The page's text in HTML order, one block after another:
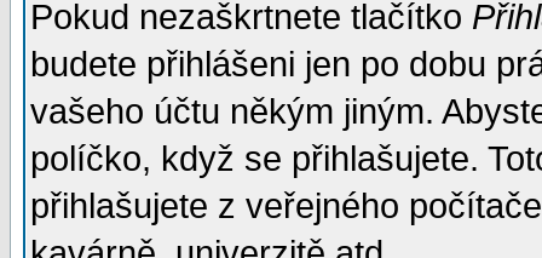
Pokud nezaškrtnete tlačítko
budete přihlášeni jen po dobu
vašeho účtu někým jiným.
políčko, když se přihlašujete.
přihlašujete z veřejného